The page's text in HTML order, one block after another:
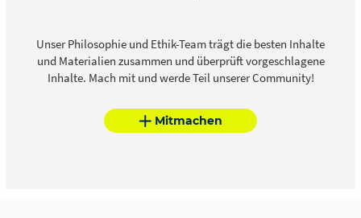
Unser Philosophie und Ethik-Team trägt die besten Inhalte
und Materialien zusammen und überprüft vorgeschlagene
Inhalte. Mach mit und werde Teil unserer Community!
Mitmachen